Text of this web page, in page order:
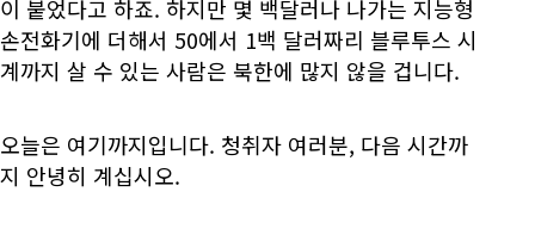
이 붙었다고 하죠. 하지만 몇 백달러나 나가는 지능형
손전화기에 더해서 50에서 1백 달러짜리 블루투스 시
계까지 살 수 있는 사람은 북한에 많지 않을 겁니다.
오늘은 여기까지입니다. 청취자 여러분, 다음 시간까
지 안녕히 계십시오.